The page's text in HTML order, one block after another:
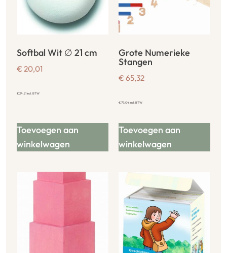
Softbal Wit ∅ 21 cm
€ 20,01
€24,21incl. BTW
Toevoegen aan
winkelwagen
Grote Numerieke
Stangen
€ 65,32
€79,04incl. BTW
Toevoegen aan
winkelwagen